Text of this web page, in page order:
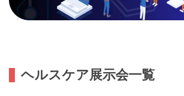
ヘルスケア展示会一覧